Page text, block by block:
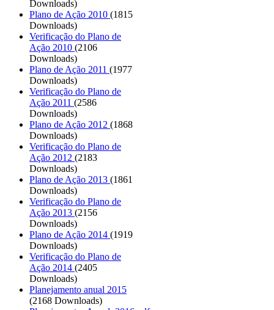
Downloads)
Plano de Ação 2010 (1815
Downloads)
Verificação do Plano de
Ação 2010 (2106
Downloads)
Plano de Ação 2011 (1977
Downloads)
Verificação do Plano de
Ação 2011 (2586
Downloads)
Plano de Ação 2012 (1868
Downloads)
Verificação do Plano de
Ação 2012 (2183
Downloads)
Plano de Ação 2013 (1861
Downloads)
Verificação do Plano de
Ação 2013 (2156
Downloads)
Plano de Ação 2014 (1919
Downloads)
Verificação do Plano de
Ação 2014 (2405
Downloads)
Planejamento anual 2015
(2168 Downloads)